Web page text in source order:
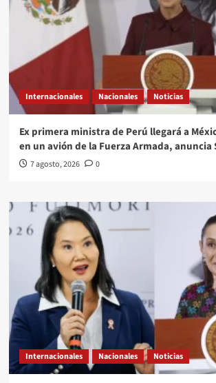
Internacionales Nacionales Noticias
Ex primera ministra de Perú llegará a
en un avión de la Fuerza Armada, anuncia
7 agosto, 2026 0
Internacionales Nacionales Noticias